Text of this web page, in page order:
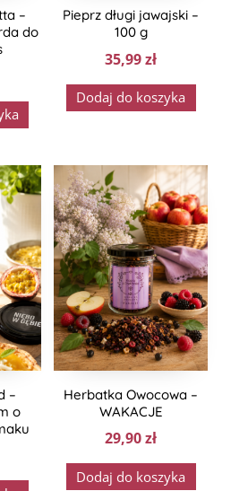
–
do
Pieprz długi jawajski –
100 g
35,99zł
Dodaj do koszyka
–
o
Herbatka Owocowa –
WAKACJE
29,90zł
Dodaj do koszyka